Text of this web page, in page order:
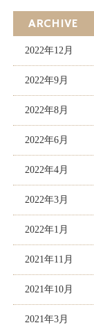
ARCHIVE
2022年12月
2022年9月
2022年8月
2022年6月
2022年4月
2022年3月
2022年1月
2021年11月
2021年10月
2021年3月